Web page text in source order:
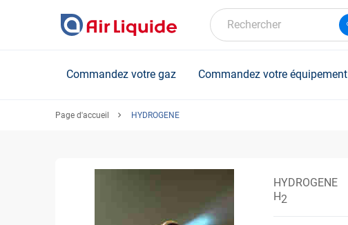
Rechercher
Commandez votre gaz Commandez votre équipement
Page d'accueil HYDROGENE
HYDROGENE
H2